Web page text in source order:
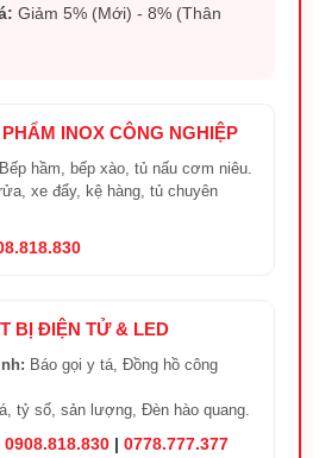
Giảm 5% (Mới) - 8% (Thân
INOX CÔNG NGHIỆP
Bếp hầm, bếp xào, tủ nấu cơm niêu.
xe đẩy, kệ hàng, tủ chuyên
BỊ ĐIỆN TỬ & LED
Báo gọi y tá, Đồng hồ công
tỷ số, sản lượng, Đèn hào quang.
0908.818.830 | 0778.777.377